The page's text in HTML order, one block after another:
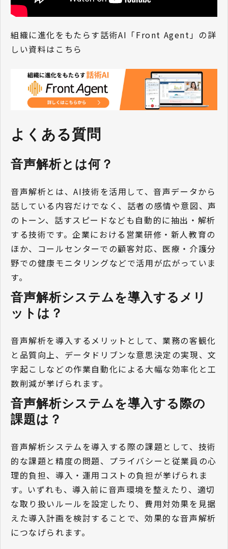
組織に進化をもたらす話術AI「Front Agent」の詳
しい資料はこちら
よくある質問
音声解析とは何？
音声解析とは、AI技術を活用して、音声データから
話している内容だけでなく、話者の感情や意図、声
のトーン、話すスピードなども自動的に抽出・解析
する技術です。企業における営業研修・新人教育の
ほか、コールセンターでの顧客対応、医療・介護分
野での健康モニタリングなどで活用が広がっていま
す。
音声解析システムを導入するメリ
ットは？
音声解析を導入するメリットとして、業務の客観化
と品質向上、データドリブンな意思決定の実現、文
字起こしなどの作業自動化による大幅な効率化と工
数削減が挙げられます。
音声解析システムを導入する際の
課題は？
音声解析システムを導入する際の課題として、技術
的な課題と精度の問題、プライバシーと従業員の心
理的負担、導入・運用コストの負担が挙げられま
す。いずれも、導入前に音声環境を整えたり、適切
な取り扱いルールを設定したり、費用対効果を見据
えた導入計画を検討することで、効果的な音声解析
につなげられます。